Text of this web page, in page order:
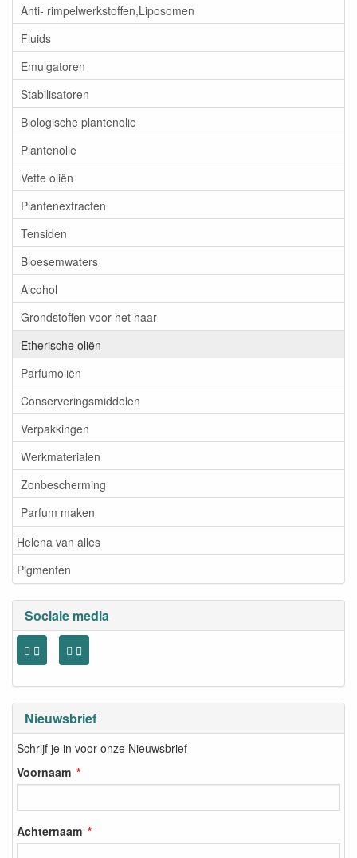
Anti- rimpelwerkstoffen,Liposomen
Fluids
Emulgatoren
Stabilisatoren
Biologische plantenolie
Plantenolie
Vette oliën
Plantenextracten
Tensiden
Bloesemwaters
Alcohol
Grondstoffen voor het haar
Etherische oliën
Parfumoliën
Conserveringsmiddelen
Verpakkingen
Werkmaterialen
Zonbescherming
Parfum maken
Helena van alles
Pigmenten
Sociale media
Nieuwsbrief
Schrijf je in voor onze Nieuwsbrief
Voornaam
Achternaam